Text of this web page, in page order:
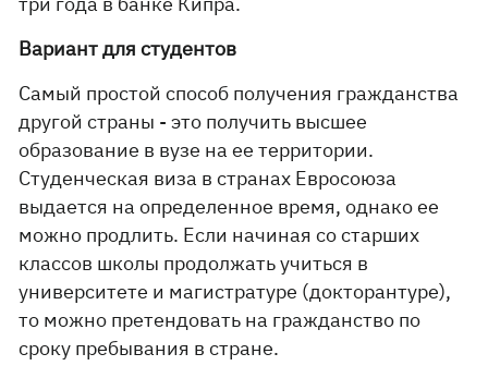
Вариант для студентов
Самый простой способ получения гражданства
другой страны - это получить высшее
образование в вузе на ее территории.
Студенческая виза в странах Евросоюза
выдается на определенное время, однако ее
можно продлить. Если начиная со старших
классов школы продолжать учиться в
университете и магистратуре (докторантуре),
то можно претендовать на гражданство по
сроку пребывания в стране.